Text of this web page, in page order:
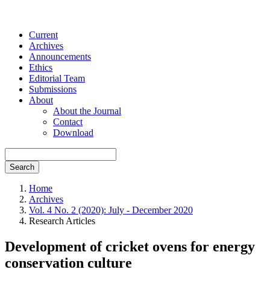
Current
Archives
Announcements
Ethics
Editorial Team
Submissions
About
About the Journal
Contact
Download
Search
Home
Archives
Vol. 4 No. 2 (2020): July - December 2020
Research Articles
Development of cricket ovens for energy
conservation culture